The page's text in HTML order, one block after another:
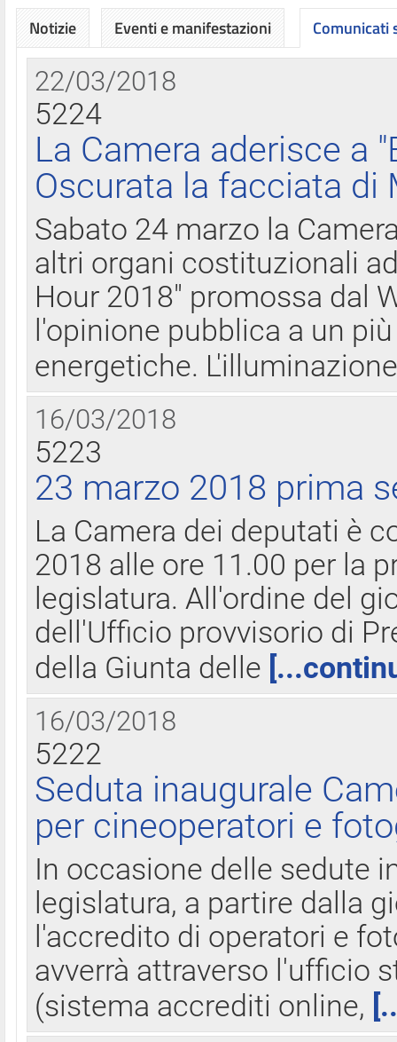
Notizie Eventi e manifestazioni Comunicati
22/03/2018
5224
La Camera aderisce a
Oscurata la facciata di
Sabato 24 marzo la
altri organi costituzionali
Hour 2018" promossa dal
l'opinione pubblica a un
energetiche.
16/03/2018
5223
23 marzo 2018 prima
La Camera dei deputati è
2018 alle ore 11.00 per la
legislatura. All'ordine del
dell'Ufficio provvisorio di
della Giunta delle
16/03/2018
5222
Seduta inaugurale
per cineoperatori e
In occasione delle sedute
legislatura, a partire dalla
l'accredito di operatori e
avverrà attraverso l'ufficio
(sistema accrediti online,